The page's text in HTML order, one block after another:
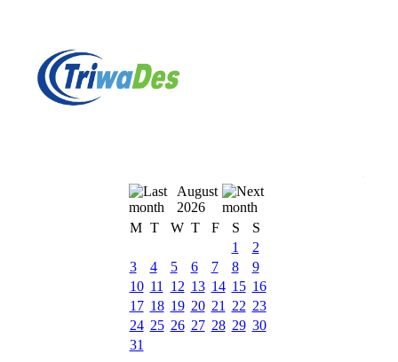
August
2026
M T W T F S
S
1
2
3
4 5 6 7 8
9
10 11 12 13 14 15 16
17 18 19 20 21 22 23
24 25 26 27 28 29 30
31